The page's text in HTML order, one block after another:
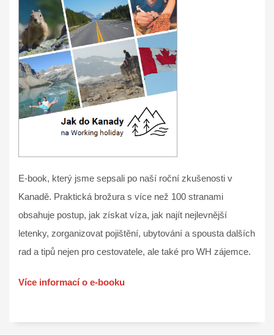
E-book, který jsme sepsali po naší roční zkušenosti v
Kanadě. Praktická brožura s více než 100 stranami
obsahuje postup, jak získat víza, jak najít nejlevnější
letenky, zorganizovat pojištění, ubytování a spousta dalších
rad a tipů nejen pro cestovatele, ale také pro WH zájemce.
Více informací o e-booku